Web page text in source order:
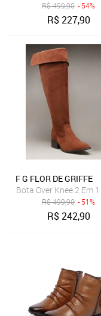
R$499,90 - 54%
R$227,90
F G FLOR DE GRIFFE
Bota Over Knee 2 Em
R$499,90 - 51%
R$242,90